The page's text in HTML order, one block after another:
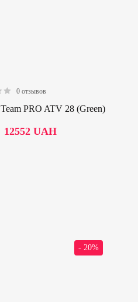
0 отзывов
PRO ATV 28 (Green)
12552UAH
- 20%